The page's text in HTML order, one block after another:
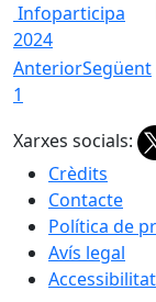
Infoparticipa
2024
AnteriorSegüent
1
Xarxes socials:
Crèdits
Contacte
Política de
Avís legal
Accessibilitat